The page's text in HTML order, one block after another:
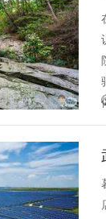
揭秘成都
法律边界